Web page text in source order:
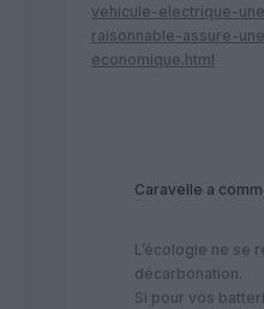
vehicule-electrique-
raisonnable-assure-
economique.html
Caravelle a
L’écologie ne se
décarbonation.
Si pour vos